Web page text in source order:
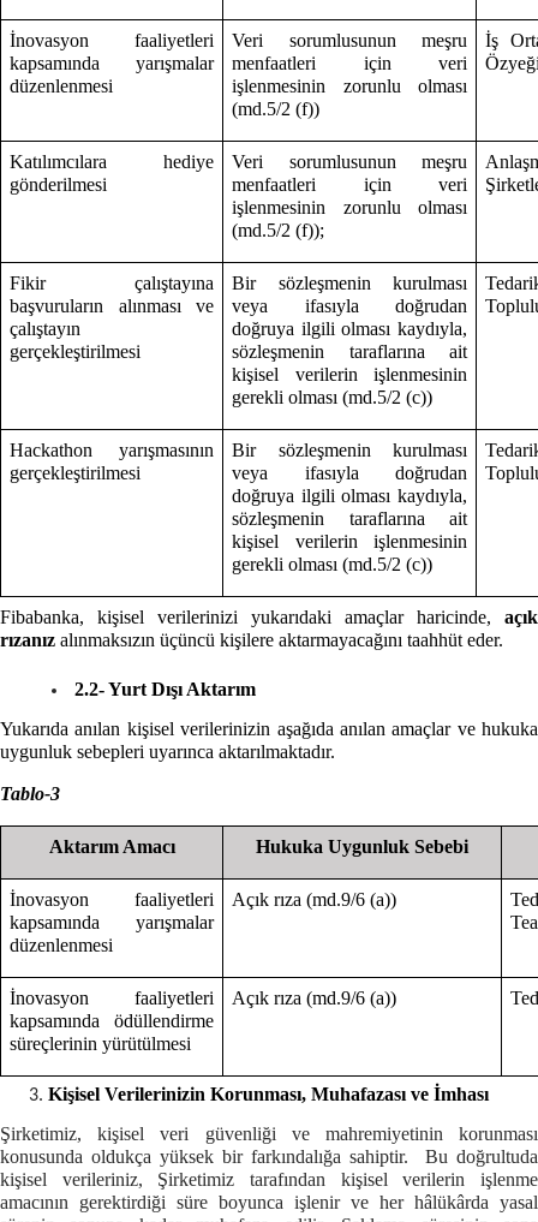
İnovasyon faaliyetleri
kapsamında yarışmalar
düzenlenmesi
Veri sorumlusunun meşru
menfaatleri için veri
işlenmesinin zorunlu olması
(md.5/2 (f))
İş
Katılımcılara hediye
gönderilmesi
Veri sorumlusunun meşru
menfaatleri için veri
işlenmesinin zorunlu olması
(md.5/2 (f));
Fikir çalıştayına
başvuruların alınması ve
çalıştayın
gerçekleştirilmesi
Bir sözleşmenin kurulması
veya ifasıyla doğrudan
doğruya ilgili olması kaydıyla,
sözleşmenin taraflarına ait
kişisel verilerin işlenmesinin
gerekli olması (md.5/2 (c))
Hackathon yarışmasının
gerçekleştirilmesi
Bir sözleşmenin kurulması
veya ifasıyla doğrudan
doğruya ilgili olması kaydıyla,
sözleşmenin taraflarına ait
kişisel verilerin işlenmesinin
gerekli olması (md.5/2 (c))
Fibabanka, kişisel verilerinizi yukarıdaki amaçlar haricinde, açık
rızanız alınmaksızın üçüncü kişilere aktarmayacağını taahhüt eder.
2.2- Yurt Dışı Aktarım
Yukarıda anılan kişisel verilerinizin aşağıda anılan amaçlar ve hukuka
uygunluk sebepleri uyarınca aktarılmaktadır.
Tablo-3
Aktarım Amacı Hukuka Uygunluk Sebebi
İnovasyon faaliyetleri
kapsamında yarışmalar
düzenlenmesi
Açık rıza (md.9/6 (a))
İnovasyon faaliyetleri
kapsamında ödüllendirme
süreçlerinin yürütülmesi
Açık rıza (md.9/6 (a))
Kişisel Verilerinizin Korunması, Muhafazası ve İmhası
Şirketimiz, kişisel veri güvenliği ve mahremiyetinin korunması
konusunda oldukça yüksek bir farkındalığa sahiptir. Bu doğrultuda
kişisel verileriniz, Şirketimiz tarafından kişisel verilerin işlenme
amacının gerektirdiği süre boyunca işlenir ve her hâlükârda yasal